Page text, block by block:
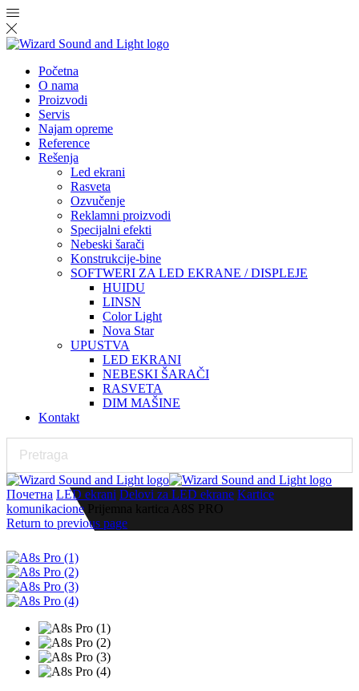
Početna
O nama
Proizvodi
Servis
Najam opreme
Reference
Rešenja
Led ekrani
Rasveta
Ozvučenje
Reklamni proizvodi
Specijalni efekti
Nebeski šarači
Konstrukcije-bine
SOFTWERI ZA LED EKRANE / DISPLEJE
HUIDU
LINSN
Color Light
Nova Star
UPUSTVA
LED EKRANI
NEBESKI ŠARAČI
RASVETA
DIM MAŠINE
Kontakt
Почетна LED ekrani Delovi za LED ekrane Kartice
komunikacione Prijemna kartica A8S PRO
Return to previous page